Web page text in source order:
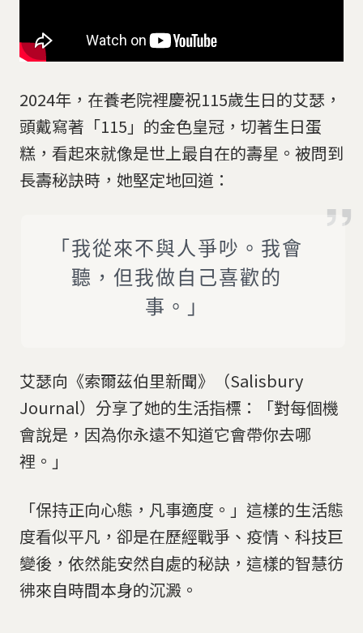
2024年，在養老院裡慶祝115歲生日的艾瑟，
頭戴寫著「115」的金色皇冠，切著生日蛋
糕，看起來就像是世上最自在的壽星。被問到
長壽秘訣時，她堅定地回道：
「我從來不與人爭吵。我會
聽，但我做自己喜歡的
事。」
艾瑟向《索爾茲伯里新聞》（Salisbury
Journal）分享了她的生活指標：「對每個機
會說是，因為你永遠不知道它會帶你去哪
裡。」
「保持正向心態，凡事適度。」這樣的生活態
度看似平凡，卻是在歷經戰爭、疫情、科技巨
變後，依然能安然自處的秘訣，這樣的智慧彷
彿來自時間本身的沉澱。